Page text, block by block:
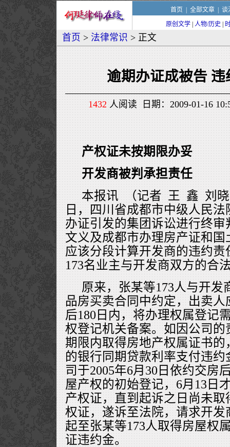
首页 全部文章| 谈
原创文学 人物/历史
首页 > 法律常识 > 正文
逾期办证成被告
1432 人阅读 日期：2009-01-16
产权证未按期限办妥
开发商被判承担责任
本报讯 （记者 王 鑫 刘
日，四川省成都市中级人民
办证引发的集团诉讼进行终
文义及成都市办理房产证和
应该分段计算开发商的违约
173名业主与开发商双方的合
原来，张某等173人与开发
品房买卖合同中约定，出卖
后180日内，将办理权属登记
权登记机关备案。如因公司
期限内取得房地产权属证书
的银行同期贷款利率支付违约
司于2005年6月30日依约交房
屋产权的初始登记，6月13日
产权证，直到起诉之日尚未
权证，遂诉至法院，请求开发
起至张某等173人取得房屋权
证违约金。